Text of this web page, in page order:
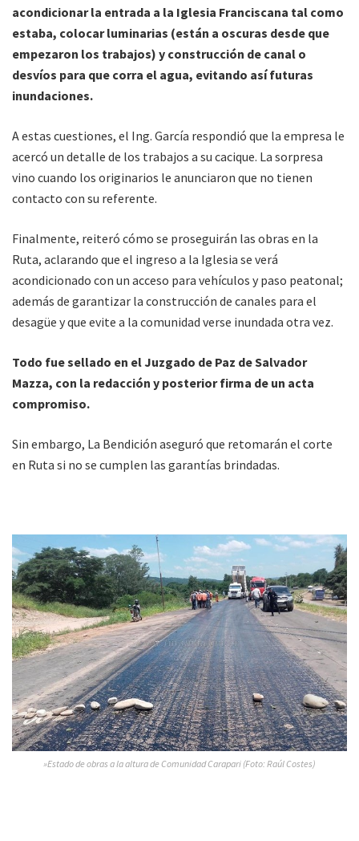
acondicionar la entrada a la Iglesia Franciscana tal como
estaba, colocar luminarias (están a oscuras desde que
empezaron los trabajos) y construcción de canal o
desvíos para que corra el agua, evitando así futuras
inundaciones.
A estas cuestiones, el Ing. García respondió que la empresa le
acercó un detalle de los trabajos a su cacique. La sorpresa
vino cuando los originarios le anunciaron que no tienen
contacto con su referente.
Finalmente, reiteró cómo se proseguirán las obras en la
Ruta, aclarando que el ingreso a la Iglesia se verá
acondicionado con un acceso para vehículos y paso peatonal;
además de garantizar la construcción de canales para el
desagüe y que evite a la comunidad verse inundada otra vez.
Todo fue sellado en el Juzgado de Paz de Salvador
Mazza, con la redacción y posterior firma de un acta
compromiso.
Sin embargo, La Bendición aseguró que retomarán el corte
en Ruta si no se cumplen las garantías brindadas.
»Estado de obras a la altura de Comunidad Carapari (Foto: Raúl Costes)